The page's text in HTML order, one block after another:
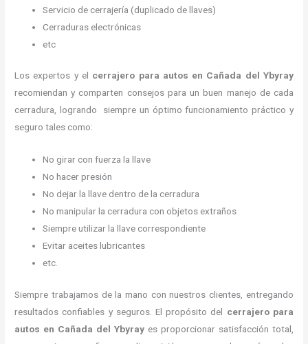
Servicio de cerrajería (duplicado de llaves)
Cerraduras electrónicas
etc
Los expertos y el cerrajero para autos en Cañada del Ybyray
recomiendan y comparten consejos para un buen manejo de cada
cerradura, logrando siempre un óptimo funcionamiento práctico y
seguro tales como:
No girar con fuerza la llave
No hacer presión
No dejar la llave dentro de la cerradura
No manipular la cerradura con objetos extraños
Siempre utilizar la llave correspondiente
Evitar aceites lubricantes
etc.
Siempre trabajamos de la mano con nuestros clientes, entregando
resultados confiables y seguros. El propósito del cerrajero para
autos en Cañada del Ybyray es proporcionar satisfacción total,